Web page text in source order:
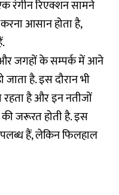
रंगीन रिएक्शन सामने
आसान होता है,
और जगहों के सम्पर्क में आने
है. इस दौरान भी
है और इन नतीजों
की जरूरत होती है. इस
हैं, लेकिन फिलहाल